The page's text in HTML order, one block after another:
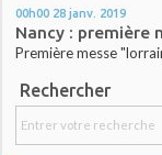
00h00 28 janv. 2019
Nancy : première
Première messe
Rechercher